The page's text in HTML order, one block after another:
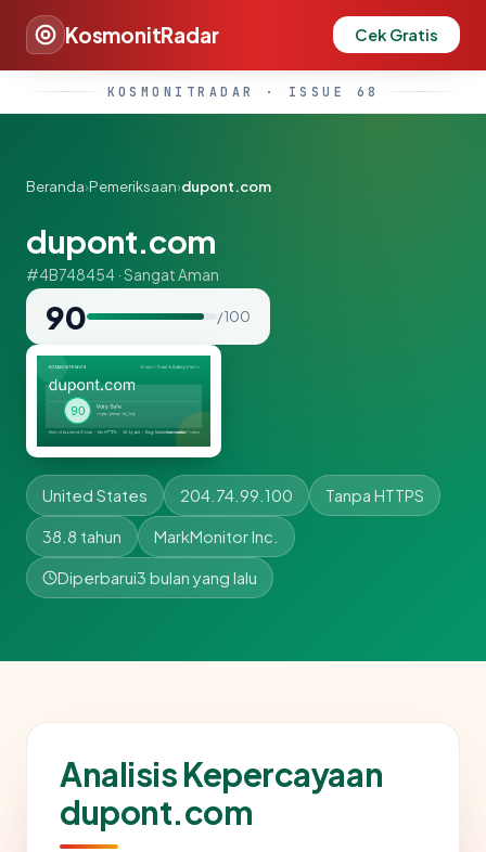
KosmonitRadar Cek Gratis
KOSMONITRADAR · ISSUE 68
Beranda›Pemeriksaan›dupont.com
dupont.com
#4B748454 · Sangat Aman
90 / 100
United States 204.74.99.100 Tanpa HTTPS
38.8 tahun MarkMonitor Inc.
Diperbarui3 bulan yang lalu
Analisis Kepercayaan
dupont.com